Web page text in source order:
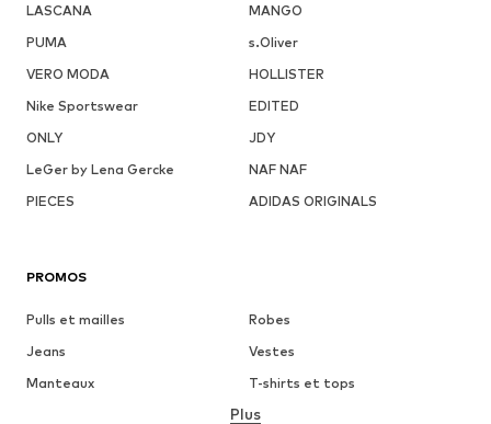
LASCANA
MANGO
PUMA
s.Oliver
VERO MODA
HOLLISTER
Nike Sportswear
EDITED
ONLY
JDY
LeGer by Lena Gercke
NAF NAF
PIECES
ADIDAS ORIGINALS
PROMOS
Pulls et mailles
Robes
Jeans
Vestes
Manteaux
T-shirts et tops
Lingerie
Plus